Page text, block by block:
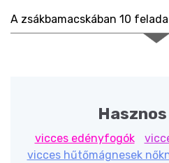
A zsákbamacskában 10
játékonként felváltva
jön, hogy egy "kicsit"
Ajánlott főbb felhasználási
zsákbamacskát ajánljuk
vicces edényfogók
vicces hűtőmágnesek